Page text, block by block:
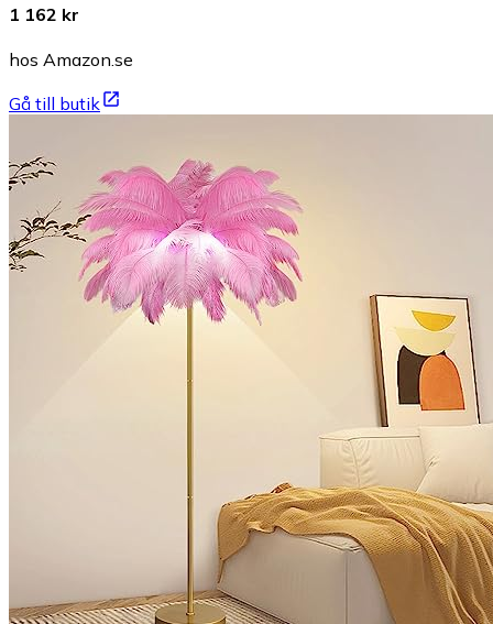
1 162 kr
hos Amazon.se
Gå till butik